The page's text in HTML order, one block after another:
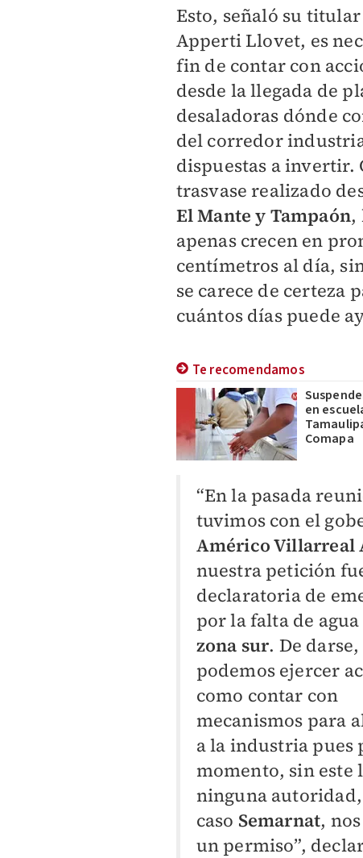
Esto, señaló su
Apperti Llovet, es
fin de contar con
desde la llegada de
desaladoras dónde
del corredor
dispuestas a invertir.
trasvase realizado
El Mante y Tampaón,
apenas crecen en
centímetros al día,
se carece de certeza
cuántos días puede
Te recomendamos
en
Comapa
“En la pasada
tuvimos con el
Américo Villarreal
nuestra petición
declaratoria de
por la falta de
zona sur. De darse,
podemos ejercer
como contar con
mecanismos para
a la industria pues
momento, sin este
ninguna autoridad,
caso Semarnat,
un permiso”,